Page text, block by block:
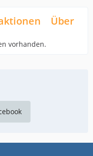
Über
vorhanden.